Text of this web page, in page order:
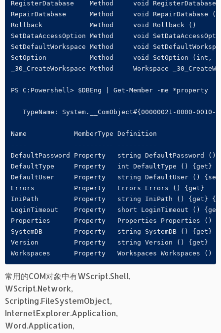
RegisterDatabase    Method     void
RepairDatabase      Method     void RepairDatabase
Rollback            Method     void Rollback ()
SetDataAccessOption Method     void
SetDefaultWorkspace Method     void
SetOption           Method     void SetOption (int,
_30_CreateWorkspace Method     Workspace
PS C:Powershell> $DBEng | Get-Member -me *property
TypeName: System.__ComObject#{00000021-0000-0010-
Name            MemberType Definition
----            ---------- ----------
DefaultPassword Property   string DefaultPassword ()
DefaultType     Property   int DefaultType () {get}
DefaultUser     Property   string DefaultUser ()
Errors          Property   Errors Errors () {get}
IniPath         Property   string IniPath () {get}
LoginTimeout    Property   short LoginTimeout ()
Properties      Property   Properties Properties ()
SystemDB        Property   string SystemDB () {get}
Version         Property   string Version () {get}
Workspaces      Property   Workspaces Workspaces ()
常用的COM对象中有WScript.Shell,
WScript.Network,
Scripting.FileSystemObject,
InternetExplorer.Application,
Word.Application,